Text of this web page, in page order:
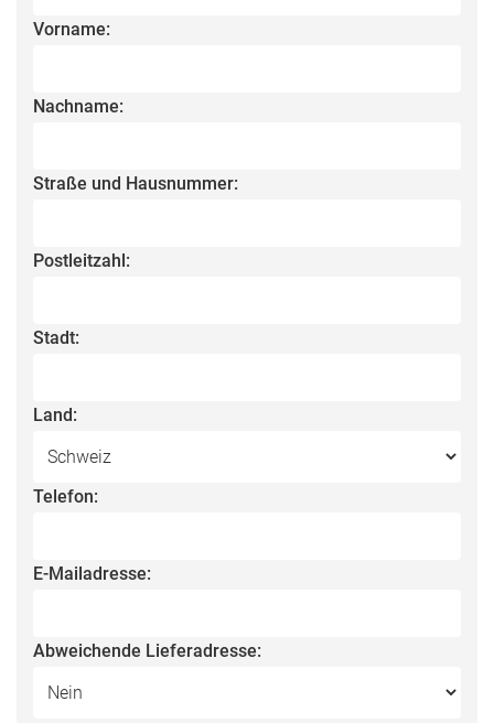
Vorname:
Nachname:
Straße und Hausnummer:
Postleitzahl:
Stadt:
Land:
Telefon:
E-Mailadresse:
Abweichende Lieferadresse: